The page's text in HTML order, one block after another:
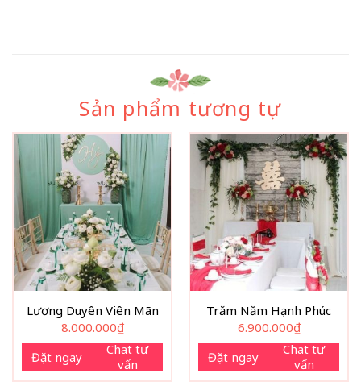
Sản phẩm tương tự
Lương Duyên Viên Mãn
8.000.000₫
Đặt ngay
Chat tư
vấn
Trăm Năm Hạnh Phúc
6.900.000₫
Đặt ngay
Chat tư
vấn